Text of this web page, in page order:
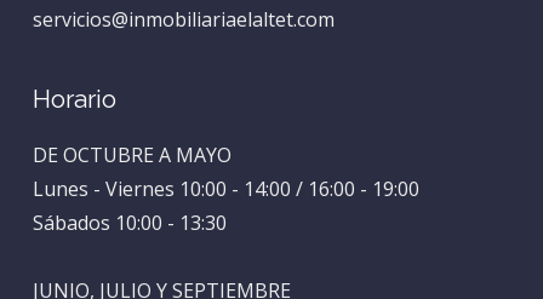
servicios@inmobiliariaelaltet.com
Horario
DE OCTUBRE A MAYO
Lunes - Viernes 10:00 - 14:00 / 16:00 - 19:00
Sábados 10:00 - 13:30
JUNIO, JULIO Y SEPTIEMBRE